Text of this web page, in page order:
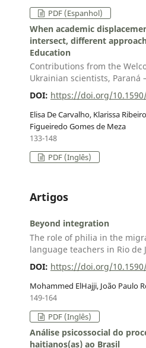
PDF (Espanhol)
When academic
intersect, different
Education
Contributions from the
Ukrainian scientists, Paraná
DOI: https://doi.org/
Elisa De Carvalho, Klarissa
Figueiredo Gomes de Meza
133-148
PDF (Inglês)
Artigos
Beyond integration
The role of philia in the
language teachers in Rio de
DOI: https://doi.org/
Mohammed ElHajji, João Paulo
149-164
PDF (Inglês)
Análise psicossocial do
haitianos(as) ao Brasil